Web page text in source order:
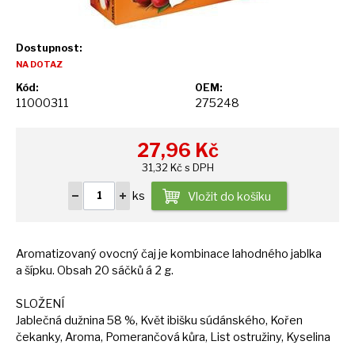
Dostupnost:
NA DOTAZ
Kód:
11000311
OEM:
275248
27,96 Kč
31,32 Kč s DPH
ks Vložit do košíku
Aromatizovaný ovocný čaj je kombinace lahodného jablka
a šípku. Obsah 20 sáčkůá 2 g.
SLOŽENÍ
Jablečná dužnina 58 %, Květ ibišku súdánského, Kořen
čekanky, Aroma, Pomerančová kůra, List ostružiny, Kyselina